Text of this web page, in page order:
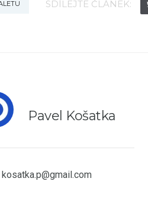
SDÍLEJTE ČLÁNEK:
Pavel Košatka
kosatka.p@gmail.com